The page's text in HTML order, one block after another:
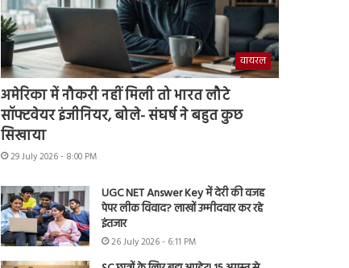
वायरल
अमेरिका में नौकरी नहीं मिली तो भारत लौटे
सॉफ्टवेयर इंजीनियर, बोले- संघर्ष ने बहुत कुछ
सिखाया
29 July 2026 - 8:00 PM
UGC NET Answer Key में देरी की वजह
पेपर लीक विवाद? लाखों उम्मीदवार कर रहे
इंतजार
26 July 2026 - 6:11 PM